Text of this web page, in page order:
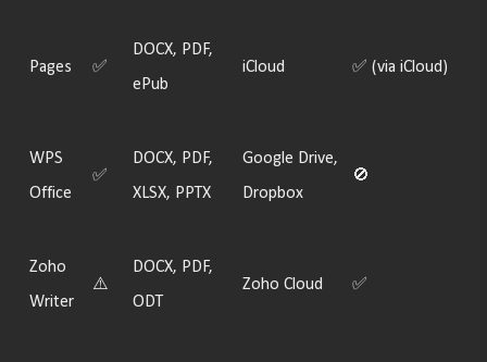
Pages ✅
DOCX, PDF,
ePub
iCloud ✅ (via iCloud)
WPS
Office
✅
DOCX, PDF,
XLSX, PPTX
Google Drive,
Dropbox
🚫
Zoho
Writer
⚠
DOCX, PDF,
ODT
Zoho Cloud ✅